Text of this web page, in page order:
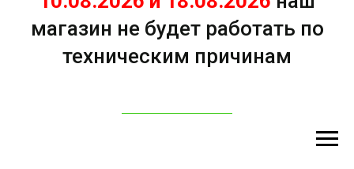
магазин не будет работать по
техническим причинам